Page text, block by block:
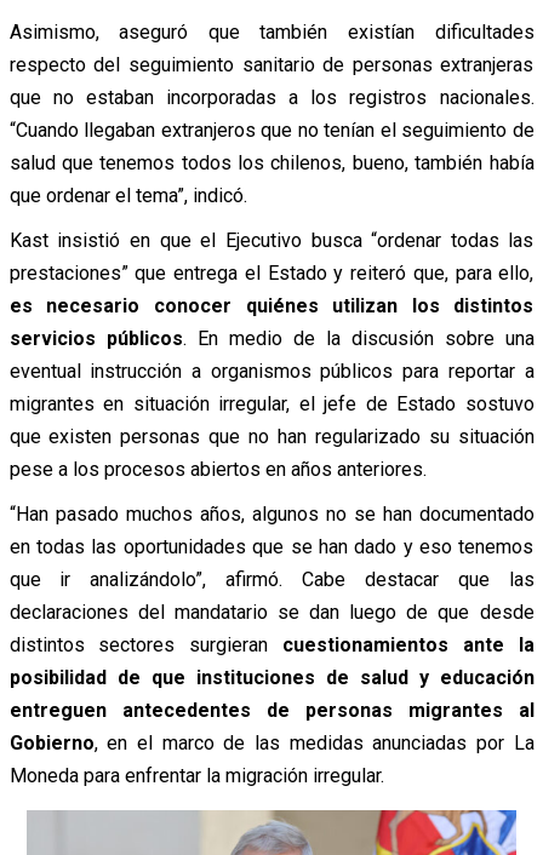
Asimismo, aseguró que también existían dificultades
respecto del seguimiento sanitario de personas extranjeras
que no estaban incorporadas a los registros nacionales.
“Cuando llegaban extranjeros que no tenían el seguimiento de
salud que tenemos todos los chilenos, bueno, también había
que ordenar el tema”, indicó.
Kast insistió en que el Ejecutivo busca “ordenar todas las
prestaciones” que entrega el Estado y reiteró que, para ello,
es necesario conocer quiénes utilizan los distintos
servicios públicos. En medio de la discusión sobre una
eventual instrucción a organismos públicos para reportar a
migrantes en situación irregular, el jefe de Estado sostuvo
que existen personas que no han regularizado su situación
pese a los procesos abiertos en años anteriores.
“Han pasado muchos años, algunos no se han documentado
en todas las oportunidades que se han dado y eso tenemos
que ir analizándolo”, afirmó. Cabe destacar que las
declaraciones del mandatario se dan luego de que desde
distintos sectores surgieran cuestionamientos ante la
posibilidad de que instituciones de salud y educación
entreguen antecedentes de personas migrantes al
Gobierno, en el marco de las medidas anunciadas por La
Moneda para enfrentar la migración irregular.